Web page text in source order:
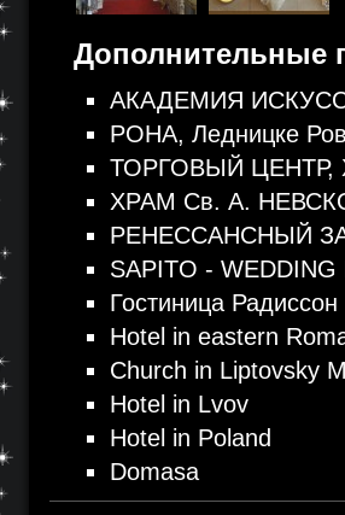
Дополнительные
АКАДЕМИЯ
РОНА, Ледницке
ТОРГОВЫЙ ЦЕНТР,
ХРАМ Св. А.
РЕНЕССАНСНЫЙ
SAPITO - WEDDING
Гостиница
Hotel in eastern
Church in Liptovsky
Hotel in Lvov
Hotel in Poland
Domasa